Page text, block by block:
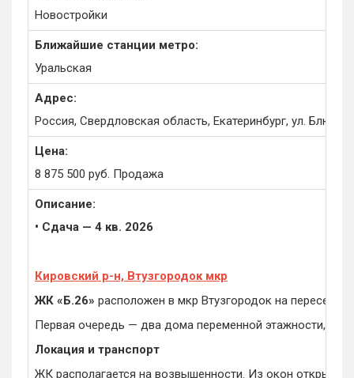
Новостройки
Ближайшие станции метро:
Уральская
Адрес:
Россия, Свердловская область, Екатеринбург, ул.
Цена:
8 875 500 руб. Продажа
Описание:
• Сдача — 4 кв. 2026
Кировский р-н, Втузгородок мкр
ЖК «Б.26» расположен в мкр Втузгородок на
Первая очередь — два дома переменной этажности,
Локация и транспорт
ЖК располагается на возвышенности. Из окон